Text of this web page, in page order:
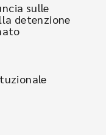
sulle
detenzione